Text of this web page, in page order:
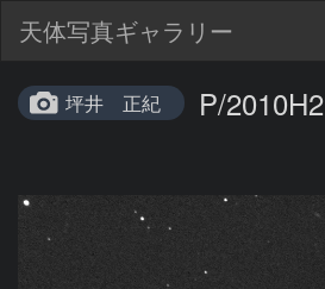
天体写真ギャラリー
坪井 正紀 P/2010H2